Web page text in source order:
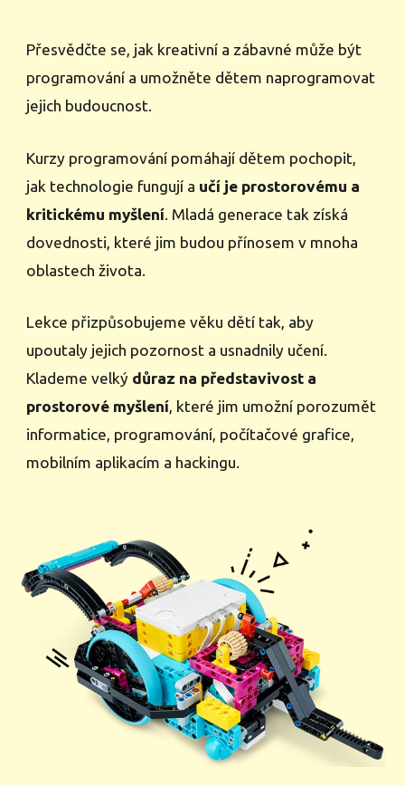
Přesvědčte se, jak kreativní a zábavné může být
programování a umožněte dětem naprogramovat
jejich budoucnost.
Kurzy programování pomáhají dětem pochopit,
jak technologie fungují a učí je prostorovému a
kritickému myšlení . Mladá generace tak získá
dovednosti, které jim budou přínosem v mnoha
oblastech života.
Lekce přizpůsobujeme věku dětí tak, aby
upoutaly jejich pozornost a usnadnily učení.
Klademe velký důraz na představivost a
prostorové myšlení, které jim umožní porozumět
informatice, programování, počítačové grafice,
mobilním aplikacím a hackingu.